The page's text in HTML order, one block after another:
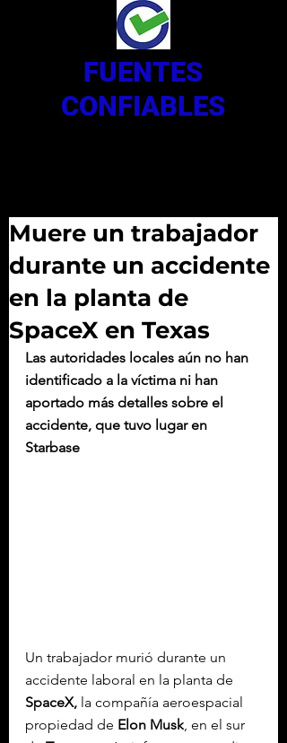
FUENTES
CONFIABLES
Muere un trabajador
durante un accidente
en la planta de
SpaceX en Texas
Las autoridades locales aún no han
identificado a la víctima ni han
aportado más detalles sobre el
accidente, que tuvo lugar en
Starbase
Un trabajador murió durante un
accidente laboral en la planta de
SpaceX, la compañía aeroespacial
propiedad de Elon Musk, en el sur